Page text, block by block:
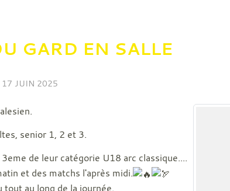
GARD EN SALLE
17 JUIN 2025
senior 1, 2 et 3.
de leur catégorie U18 arc classique....
et des matchs l'après midi.
tout au long de la journée.